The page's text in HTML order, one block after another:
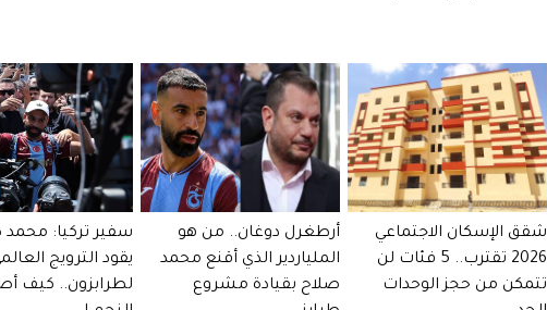
شقق الإسكان الاجتماعي
2026 تقترب.. 5 فئات لن
تتمكن من حجز الوحدات
أرطغرل دوغان.. من هو
الملياردير الذي أقنع محمد
صلاح بقيادة مشروع
سفير تركيا: محمد
يقود الترويج
لطرابزون.. كيف